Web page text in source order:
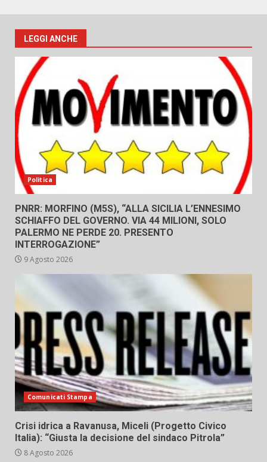
LEGGI ANCHE
Politica
PNRR: MORFINO (M5S), “ALLA SICILIA L’ENNESIMO
SCHIAFFO DEL GOVERNO. VIA 44 MILIONI, SOLO
PALERMO NE PERDE 20. PRESENTO
INTERROGAZIONE”
9 Agosto 2026
Comunicati Stampa
Crisi idrica a Ravanusa, Miceli (Progetto Civico
Italia): “Giusta la decisione del sindaco Pitrola”
8 Agosto 2026